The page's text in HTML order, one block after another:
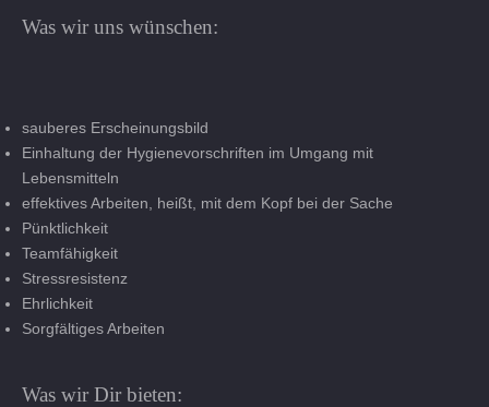
Was wir uns wünschen:
sauberes Erscheinungsbild
Einhaltung der Hygienevorschriften im Umgang mit
Lebensmitteln
effektives Arbeiten, heißt, mit dem Kopf bei der Sache
Pünktlichkeit
Teamfähigkeit
Stressresistenz
Ehrlichkeit
Sorgfältiges Arbeiten
Was wir Dir bieten: